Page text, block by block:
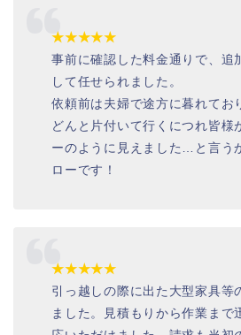
★★★★★
事前に確認した料金通りで、追
して任せられました。
依頼前は夫婦で途方に暮れてお
どんと片付いて行くにつれ皆様
ーのように見えました…と言う
ローです！
★★★★★
引っ越しの際に出た大型家具等
ました。見積もりから作業まで